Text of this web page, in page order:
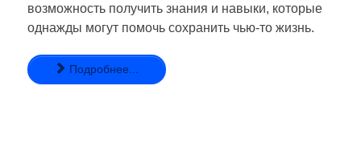
возможность получить знания и навыки, которые
однажды могут помочь сохранить чью-то жизнь.
Подробнее...